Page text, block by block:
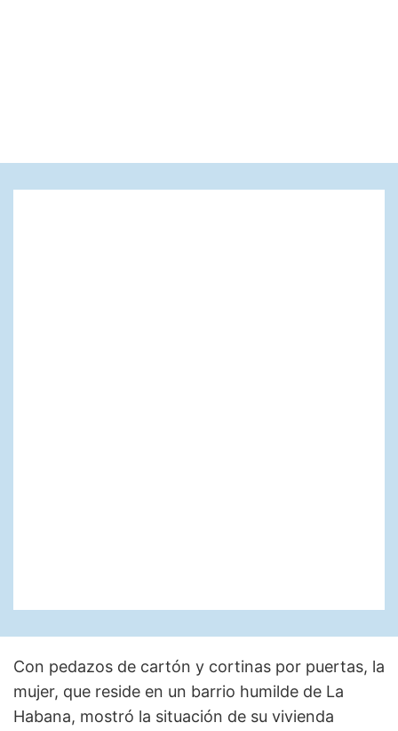
Con pedazos de cartón y cortinas por puertas, la
mujer, que reside en un barrio humilde de La
Habana, mostró la situación de su vivienda